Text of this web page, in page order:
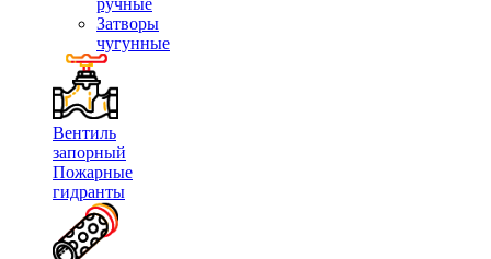
ручные
Затворы
чугунные
Вентиль
запорный
Пожарные
гидранты